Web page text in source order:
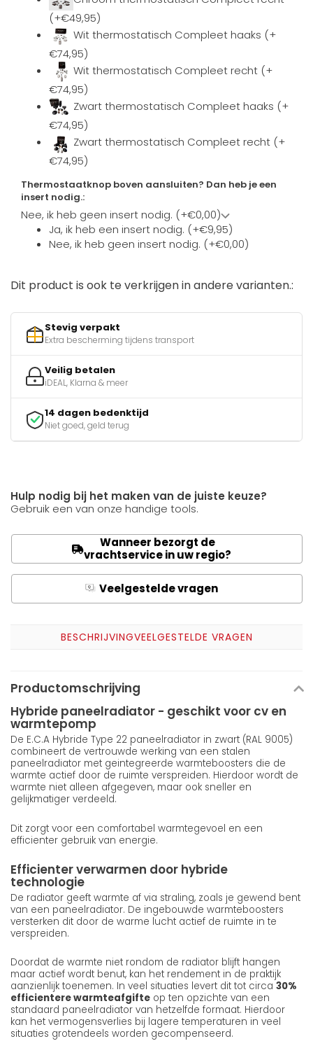
(+€49,95)
Wit thermostatisch Compleet haaks (+
€74,95)
Wit thermostatisch Compleet recht (+
€74,95)
Zwart thermostatisch Compleet haaks (+
€74,95)
Zwart thermostatisch Compleet recht (+
€74,95)
Thermostaatknop boven aansluiten? Dan heb je een
insert nodig.:
Nee, ik heb geen insert nodig. (+€0,00)
Ja, ik heb een insert nodig. (+€9,95)
Nee, ik heb geen insert nodig. (+€0,00)
Dit product is ook te verkrijgen in andere varianten.:
Stevig verpakt
Extra bescherming tijdens transport
Veilig betalen
iDEAL, Klarna & meer
14 dagen bedenktijd
Niet goed, geld terug
Hulp nodig bij het maken van de juiste keuze?
Gebruik een van onze handige tools.
Wanneer bezorgt de
vrachtservice in uw regio?
Q Veelgestelde vragen
BESCHRIJVINGVEELGESTELDE VRAGEN
Productomschrijving
Hybride paneelradiator - geschikt voor cv en
warmtepomp
De E.C.A Hybride Type 22 paneelradiator in zwart (RAL 9005)
combineert de vertrouwde werking van een stalen
paneelradiator met geintegreerde warmteboosters die de
warmte actief door de ruimte verspreiden. Hierdoor wordt de
warmte niet alleen afgegeven, maar ook sneller en
gelijkmatiger verdeeld.
Dit zorgt voor een comfortabel warmtegevoel en een
efficienter gebruik van energie.
Efficienter verwarmen door hybride
technologie
De radiator geeft warmte af via straling, zoals je gewend bent
van een paneelradiator. De ingebouwde warmteboosters
versterken dit door de warme lucht actief de ruimte in te
verspreiden.
Doordat de warmte niet rondom de radiator blijft hangen
maar actief wordt benut, kan het rendement in de praktijk
aanzienlijk toenemen. In veel situaties levert dit tot circa 30%
efficientere warmteafgifte op ten opzichte van een
standaard paneelradiator van hetzelfde formaat. Hierdoor
kan het vermogensverlies bij lagere temperaturen in veel
situaties grotendeels worden gecompenseerd.